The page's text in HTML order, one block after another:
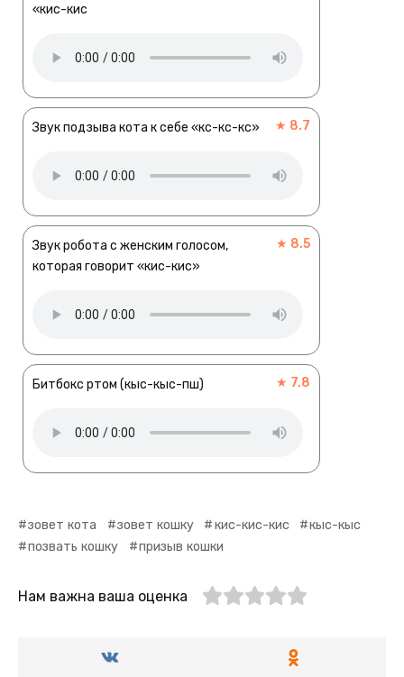
«кис-кис
Звук подзыва кота к себе «кс-кс-кс» ★ 8.7
Звук робота с женским голосом,
которая говорит «кис-кис»
★ 8.5
Битбокс ртом (кыс-кыс-пш) ★ 7.8
зовет кота зовет кошку кис-кис-кис
кыс-кыс
позвать кошку
призыв кошки
Нам важна ваша оценка